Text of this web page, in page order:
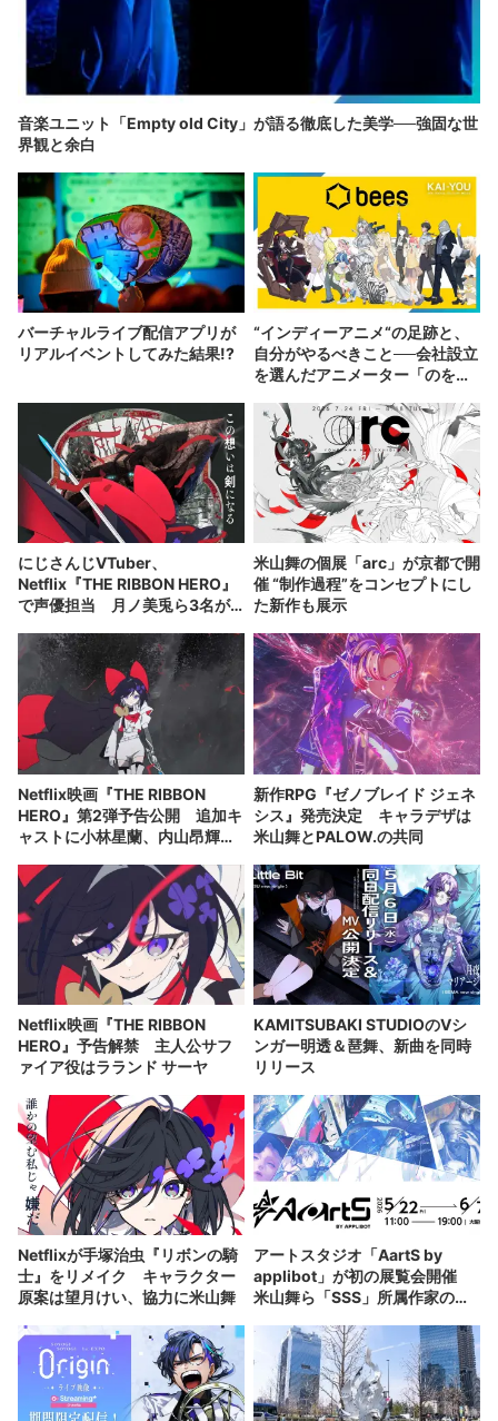
音楽ユニット「Empty old City」が語る徹底した美学──強固な世
界観と余白
バーチャルライブ配信アプリが
リアルイベントしてみた結果!?
“インディーアニメ“の足跡と、
自分がやるべきこと──会社設立
を選んだアニメーター「のを
にじさんじVTuber、
Netflix『THE RIBBON HERO』
で声優担当 月ノ美兎ら3名が
米山舞の個展「arc」が京都で開
催 “制作過程”をコンセプトにし
た新作も展示
Netflix映画『THE RIBBON
HERO』第2弾予告公開 追加キ
ャストに小林星蘭、内山昂輝、
新作RPG『ゼノブレイド ジェネ
シス』発売決定 キャラデザは
米山舞とPALOW.の共同
Netflix映画『THE RIBBON
HERO』予告解禁 主人公サフ
ァイア役はラランド サーヤ
KAMITSUBAKI STUDIOのVシ
ンガー明透＆琶舞、新曲を同時
リリース
Netflixが手塚治虫『リボンの騎
士』をリメイク キャラクター
原案は望月けい、協力に米山舞
アートスタジオ「AartS by
applibot」が初の展覧会開催
米山舞ら「SSS」所属作家の作